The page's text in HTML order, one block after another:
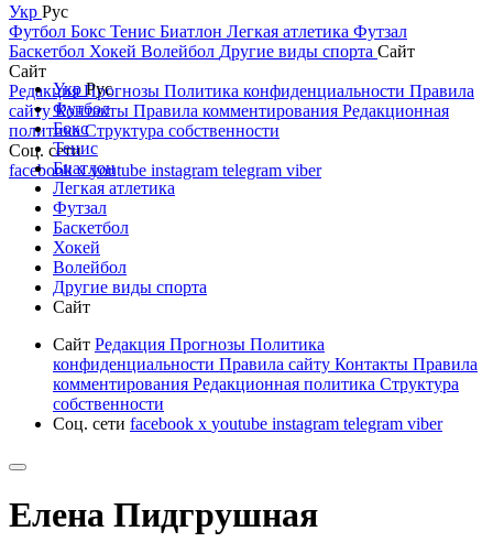
Укр Рус
Футбол Бокс Тенис Биатлон Легкая атлетика Футзал
Баскетбол Хокей Волейбол Другие виды спорта Сайт
Сайт
РедакцияПрогнозы Политика конфиденциальности Правила
сайтуКонтакты Правила комментирования Редакционная
политикаСтруктура собственности
Соц. сети
facebookxyoutube instagram telegram viber
УкрРус
Футбол
Бокс
Тенис
Биатлон
Легкая атлетика
Футзал
Баскетбол
Хокей
Волейбол
Другие виды спорта
Сайт
Сайт Редакция Прогнозы Политика
конфиденциальности Правила сайту Контакты Правила
комментирования Редакционная политика Структура
собственности
Соц. сети facebook x youtube instagram telegram viber
Елена Пидгрушная